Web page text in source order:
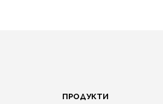
ПРОДУКТИ